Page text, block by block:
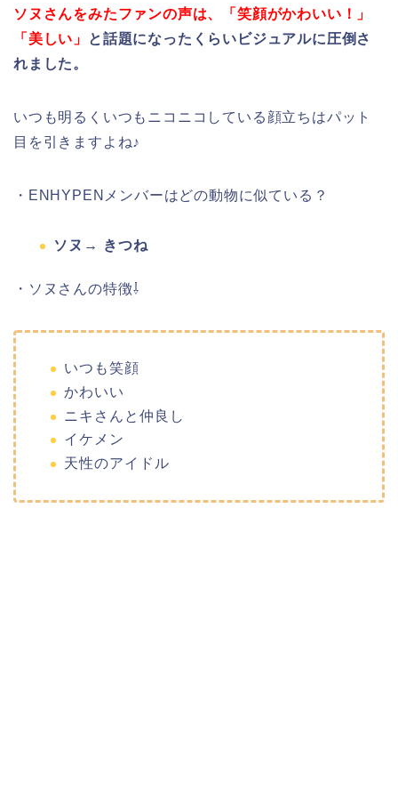
ソヌさんをみたファンの声は、「笑顔がかわいい！」
「美しい」
と話題になったくらいビジュアルに圧倒さ
れました。
いつも明るくいつもニコニコしている顔立ちはパット
目を引きますよね♪
・ENHYPENメンバーはどの動物に似ている？
ソヌ→ きつね
・ソヌさんの特徴⇩
いつも笑顔
かわいい
ニキさんと仲良し
イケメン
天性のアイドル